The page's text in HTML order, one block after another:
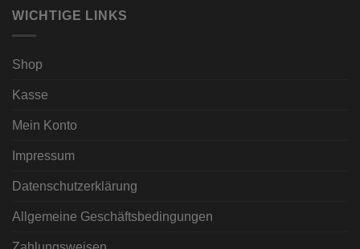
WICHTIGE LINKS
Shop
Kasse
Mein Konto
Impressum
Datenschutzerklärung
Allgemeine Geschäftsbedingungen